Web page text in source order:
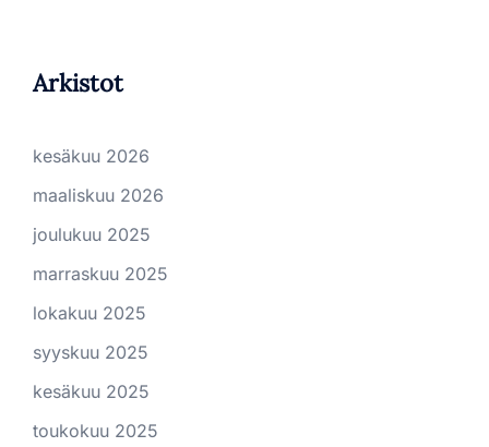
Arkistot
kesäkuu 2026
maaliskuu 2026
joulukuu 2025
marraskuu 2025
lokakuu 2025
syyskuu 2025
kesäkuu 2025
toukokuu 2025